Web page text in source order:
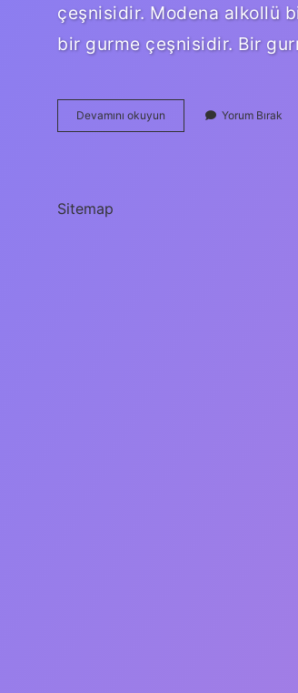
çeşnisidir. Modena alkollü
bir gurme çeşnisidir. Bir
Devamını okuyun Balzamik
Sirke
Yorum Bırak
Sitemap